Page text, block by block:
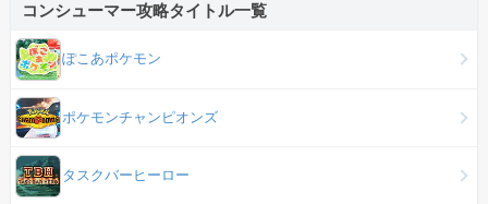
コンシューマー攻略タイトル一覧
ぽこあポケモン
ポケモンチャンピオンズ
タスクバーヒーロー